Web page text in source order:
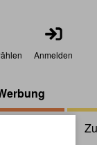
Anmelden